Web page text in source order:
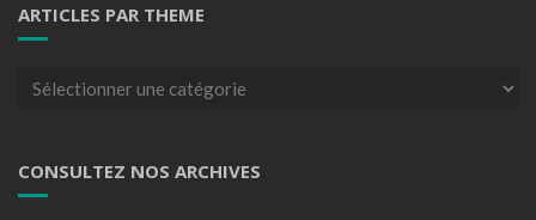
ARTICLES PAR THEME
Articles
CONSULTEZ NOS ARCHIVES